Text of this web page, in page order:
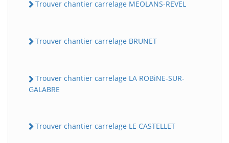
Trouver chantier carrelage MEOLANS-REVEL
Trouver chantier carrelage BRUNET
Trouver chantier carrelage LA ROBiNE-SUR-
GALABRE
Trouver chantier carrelage LE CASTELLET